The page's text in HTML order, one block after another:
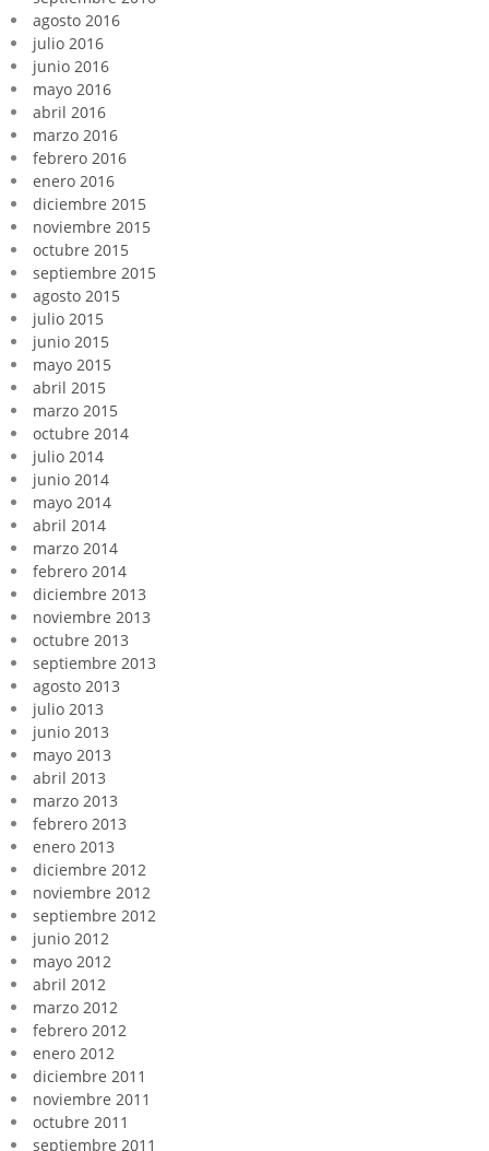
agosto 2016
julio 2016
junio 2016
mayo 2016
abril 2016
marzo 2016
febrero 2016
enero 2016
diciembre 2015
noviembre 2015
octubre 2015
septiembre 2015
agosto 2015
julio 2015
junio 2015
mayo 2015
abril 2015
marzo 2015
octubre 2014
julio 2014
junio 2014
mayo 2014
abril 2014
marzo 2014
febrero 2014
diciembre 2013
noviembre 2013
octubre 2013
septiembre 2013
agosto 2013
julio 2013
junio 2013
mayo 2013
abril 2013
marzo 2013
febrero 2013
enero 2013
diciembre 2012
noviembre 2012
septiembre 2012
junio 2012
mayo 2012
abril 2012
marzo 2012
febrero 2012
enero 2012
diciembre 2011
noviembre 2011
octubre 2011
septiembre 2011